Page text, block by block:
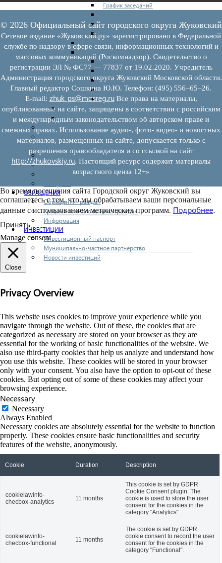
График заседаний
Отчеты о деятельности коллегиального
Иные документы
Материалы Корпорации МСП
Вопрос-ответ
Общие вопросы
Наполнение и актуализация перечней
Предоставление имущества
Выкуп имущества
Прочие
Информационная поддержка
Консультационная поддержка
Инфраструктура поддержки
Совет по развитию и поддержке малого и среднего
предпринимательства
Контакты
Книга жалоб
Законодательство
ОБРАЩЕНИЯ
Обращения граждан
Графики личного приема граждан
Информация
ИНВЕСТИЦИИ
Инвестиционный паспорт
Муниципально-частное партнерство
Новости инвестиций
© 2026 Официальный сайт городского округа Жуковский
Сетевое издание «Жуковский.ру» зарегистрировано в Федеральной
службе по надзору в сфере связи, информационных технологий и
массовых коммуникаций (Роскомнадзор). Свидетельство о
регистрации ЭЛ № ФС77 — 77837 от 19.02.2020. Учредитель
Администрация городского округа Жуковский Московской области.
Главный редактор Сошкина Ю.Ю. Телефон: (495) 556–65–26.
E‑mail: zhuk_ps@mosreg.ruВсе права на материалы,
опубликованные на сайте, защищены в соответствии с российским
и международным законодательством об авторском праве и
смежных правах. Использование аудио-, фото- видео- и новостных
материалов, размещенных на сайте, допускается только с
разрешения правообладателя и со ссылкой на сайт
http://zhukovskiy.ru. Настоящий ресурс содержит материалы
возрастного ценза 12+»
Во время посещения сайта Городской округ Жуковский вы
соглашаетесь с тем, что мы обрабатываем ваши персональные
данные с использованием метрических программ. Подробнее.
Принять
Manage consent
Close
Privacy Overview
This website uses cookies to improve your experience while you
navigate through the website. Out of these, the cookies that are
categorized as necessary are stored on your browser as they are
essential for the working of basic functionalities of the website. We
also use third-party cookies that help us analyze and understand how
you use this website. These cookies will be stored in your browser
only with your consent. You also have the option to opt-out of these
cookies. But opting out of some of these cookies may affect your
browsing experience.
Necessary
Necessary
Always Enabled
Necessary cookies are absolutely essential for the website to function
properly. These cookies ensure basic functionalities and security
features of the website, anonymously.
Cookie Duration Description
cookielawinfo-
checbox-analytics
11 months
This cookie is set by GDPR
Cookie Consent plugin. The
cookie is used to store the user
consent for the cookies in the
category "Analytics".
cookielawinfo-
checbox-functional
11 months
The cookie is set by GDPR
cookie consent to record the user
consent for the cookies in the
category "Functional".